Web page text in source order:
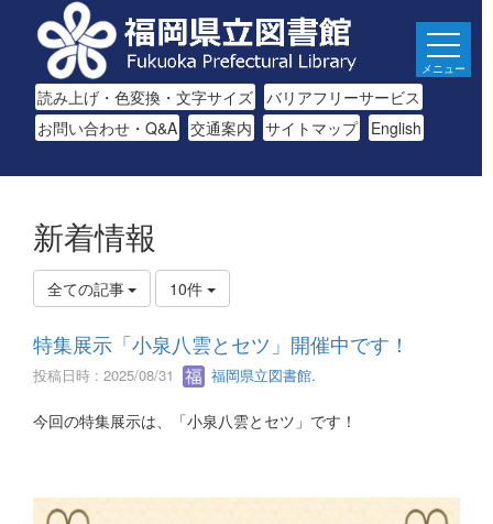
読み上げ・色変換・文字サイズ バリアフリーサービス
お問い合わせ・Q&A 交通案内 サイトマップ English
メニュー
新着情報
全ての記事 10件
特集展示「小泉八雲とセツ」開催中です！
投稿日時 : 2025/08/31 福岡県立図書館.
今回の特集展示は、「小泉八雲とセツ」です！